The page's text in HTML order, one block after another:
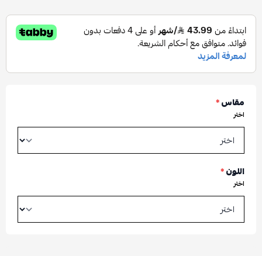
مقاس*
اختر
اللون*
اختر